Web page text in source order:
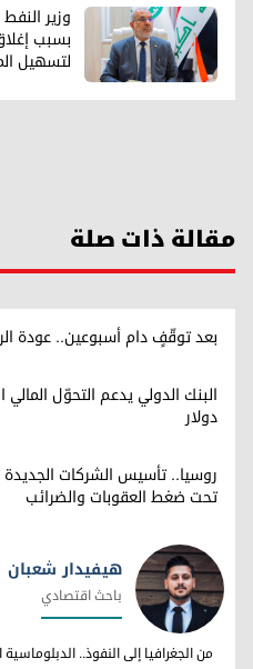
بسبب
لتسهيل
مقالة ذات صلة
بعد توقّفٍ دام أسبوعين.. عودة
دولار
تحت ضغط العقوبات والضرائب
هيفيدار شعبان
هيفيدار شعبان
باحث اقتصادي
من الجغرافيا إلى النفوذ..